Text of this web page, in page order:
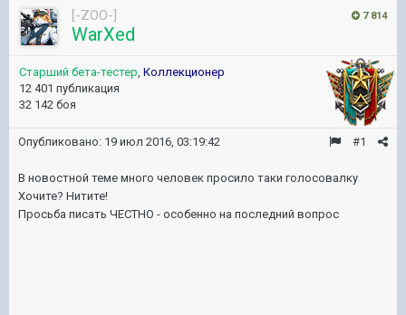
7 814
[-ZOO-]
WarXed
Старший бета-тестер Коллекционер
12 401 публикация
32 142 боя
#1
Опубликовано: 19 июл 2016, 03:19:42
В новостной теме много человек просило таки голосовалку
Хочите? Нитите!
Просьба писать ЧЕСТНО - особенно на последний вопрос